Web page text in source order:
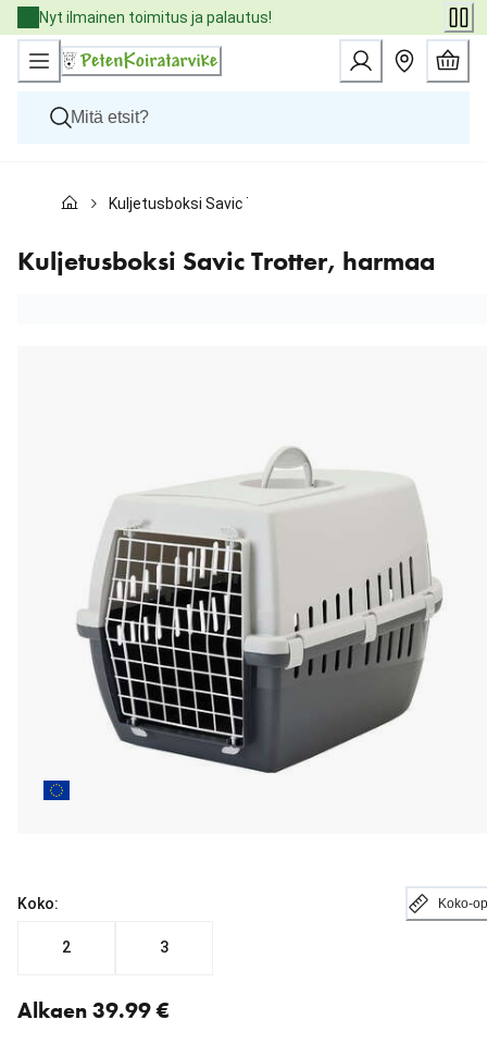
Skip
to
Content
Nyt ilmainen toimitus ja palautus!
Kissat
Eläinlääkäriruoat
Tuotemerkit
Kuljetusboksi Savic Trotter, harmaa
Kuljetusboksi Savic Trotter, harmaa
Koko: Koko-
2 3
Alkaen 39.99 €